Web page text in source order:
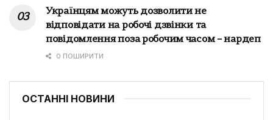
Українцям можуть дозволити не
відповідати на робочі дзвінки та
повідомлення поза робочим часом – нардеп
0 ПОШИРИТИ
ОСТАННІ НОВИНИ